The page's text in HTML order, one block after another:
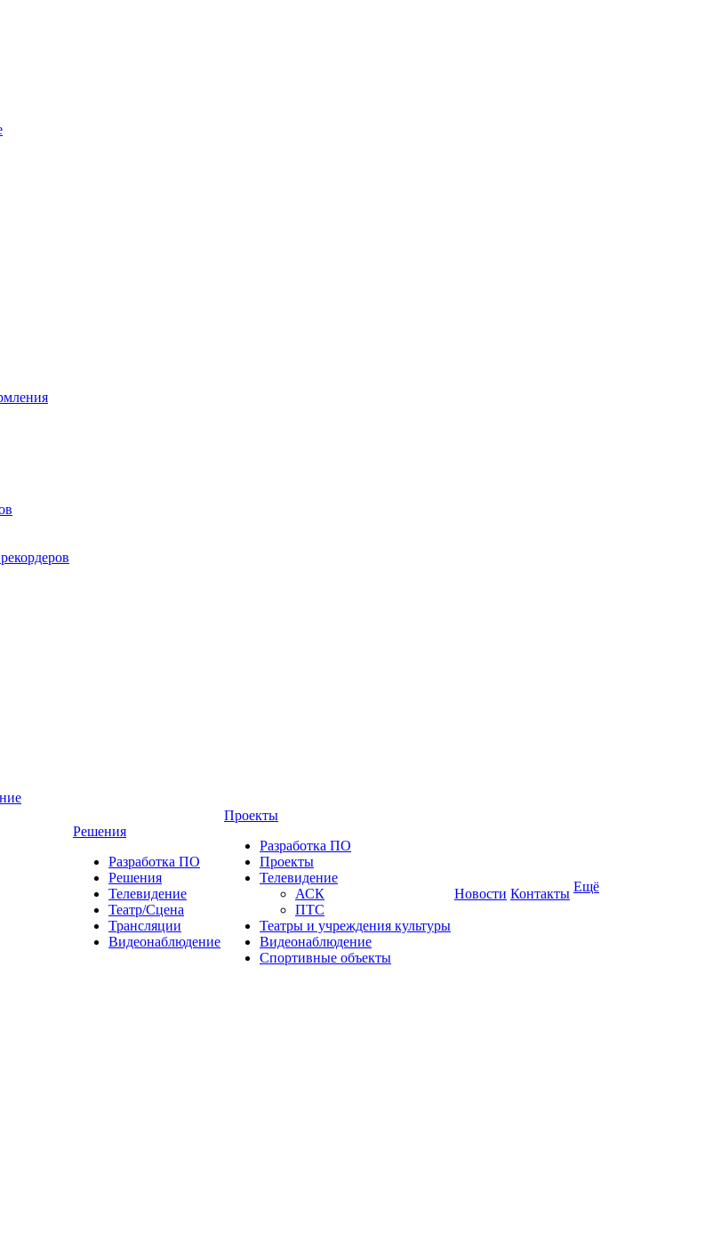
Решения
Разработка ПО
Решения
Телевидение
Театр/Сцена
Трансляции
Видеонаблюдение
Проекты
Разработка ПО
Проекты
Телевидение
АСК
ПТС
Театры и учреждения культуры
Видеонаблюдение
Спортивные объекты
Новости Контакты Ещё